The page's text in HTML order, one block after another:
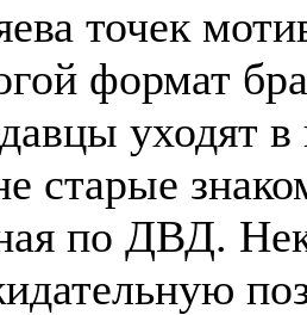
точек
формат
уходят в
старые
по ДВД.